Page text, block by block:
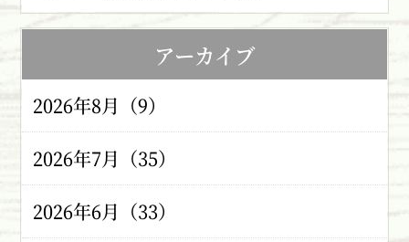
アーカイブ
2026年8月（9）
2026年7月（35）
2026年6月（33）